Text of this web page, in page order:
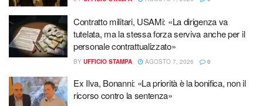
Contratto militari, USAMi: «La dirigenza va
tutelata, ma la stessa forza serviva anche per il
personale contrattualizzato»
BY UFFICIO STAMPA AGOSTO 7, 2026 0
Ex Ilva, Bonanni: «La priorità è la bonifica, non il
ricorso contro la sentenza»